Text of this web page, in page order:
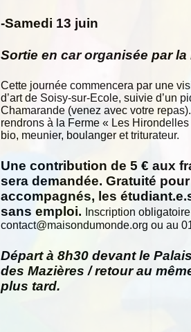
-Samedi 13 juin
Sortie en car organisée par
Cette journée commencera par une
d’art de Soisy-sur-Ecole, suivie d’un
Chamarande (venez avec votre
rendrons à la Ferme « Les
bio, meunier, boulanger et triturateur.
Une contribution de 5 € aux
sera demandée. Gratuité
accompagnés, les
sans emploi.
Inscription
contact@maisondumonde.org ou au
Départ à 8h30 devant le
des Mazières / retour au
plus tard.